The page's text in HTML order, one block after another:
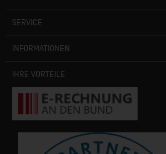
SERVICE
INFORMATIONEN
IHRE VORTEILE